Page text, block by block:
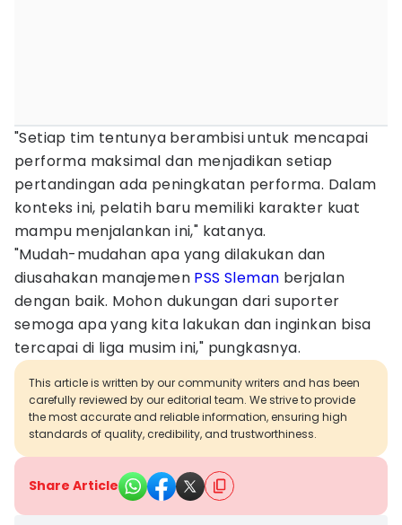
"Setiap tim tentunya berambisi untuk mencapai
performa maksimal dan menjadikan setiap
pertandingan ada peningkatan performa. Dalam
konteks ini, pelatih baru memiliki karakter kuat
mampu menjalankan ini," katanya.
"Mudah-mudahan apa yang dilakukan dan
diusahakan manajemen PSS Sleman berjalan
dengan baik. Mohon dukungan dari suporter
semoga apa yang kita lakukan dan inginkan bisa
tercapai di liga musim ini," pungkasnya.
This article is written by our community writers and has been
carefully reviewed by our editorial team. We strive to provide
the most accurate and reliable information, ensuring high
standards of quality, credibility, and trustworthiness.
Share Article